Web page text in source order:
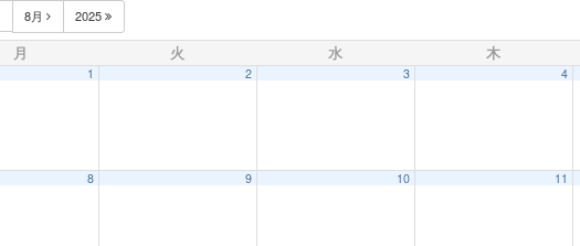
8月 2025
月 火 水 木
1 2 3 4
8 9 10 11